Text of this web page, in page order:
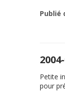
Publié
Petite
pour